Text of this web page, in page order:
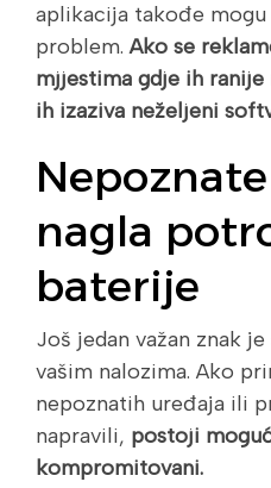
aplikacija takođe mogu
problem.Ako se
mjjestima gdje ih
ih izaziva neželjeni
nagla
baterije
Još jedan važan znak
vašim nalozima. Ako
nepoznatih uređaja ili
napravili, postoji
kompromitovani.